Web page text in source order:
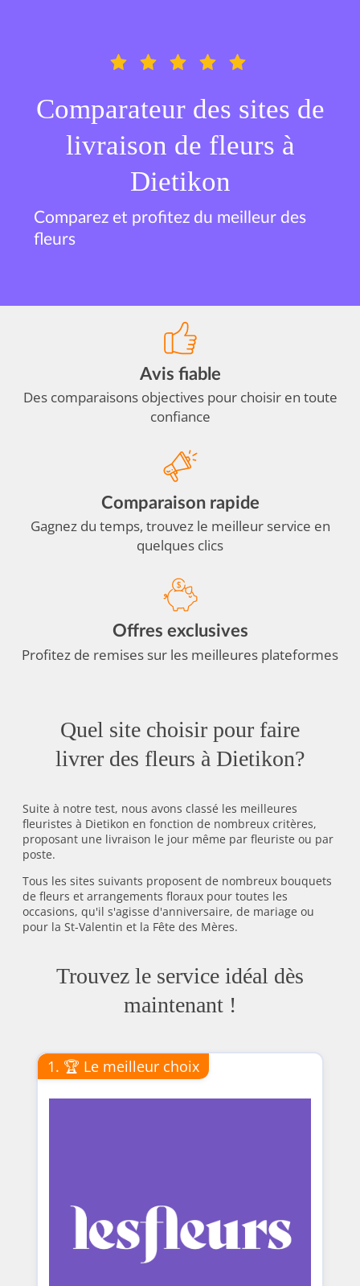
Comparateur des sites de
livraison de fleurs à
Dietikon
Comparez et profitez du meilleur des
fleurs
Avis fiable
Des comparaisons objectives pour choisir en toute
confiance
Comparaison rapide
Gagnez du temps, trouvez le meilleur service en
quelques clics
Offres exclusives
Profitez de remises sur les meilleures plateformes
Quel site choisir pour faire
livrer des fleurs à Dietikon?
Suite à notre test, nous avons classé les meilleures
fleuristes à Dietikon en fonction de nombreux critères,
proposant une livraison le jour même par fleuriste ou par
poste.
Tous les sites suivants proposent de nombreux bouquets
de fleurs et arrangements floraux pour toutes les
occasions, qu'il s'agisse d'anniversaire, de mariage ou
pour la St-Valentin et la Fête des Mères.
Trouvez le service idéal dès
maintenant !
1. 🏆 Le meilleur choix